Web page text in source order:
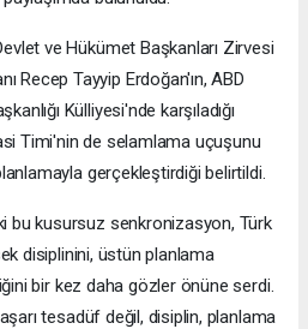
ve Hükümet Başkanları Zirvesi
Recep Tayyip Erdoğan'ın, ABD
Külliyesi'nde karşıladığı
Timi'nin de selamlama uçuşunu
gerçekleştirdiği belirtildi.
bu kusursuz senkronizasyon, Türk
disiplinini, üstün planlama
bir kez daha gözler önüne serdi.
tesadüf değil, disiplin, planlama